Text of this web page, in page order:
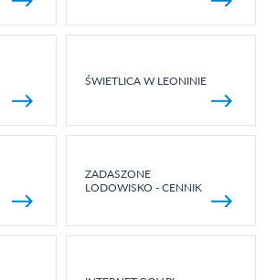
ŚWIETLICA W LEONINIE
ZADASZONE
LODOWISKO - CENNIK